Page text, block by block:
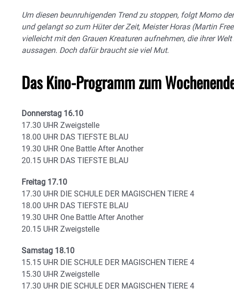
Um diesen beunruhigenden Trend zu stoppen, folgt Momo
und gelangt so zum Hüter der Zeit, Meister Horas (Martin
vielleicht mit den Grauen Kreaturen aufnehmen, die ihrer
aussagen. Doch dafür braucht sie viel Mut.
Das Kino-Programm zum
Donnerstag 16.10
17.30 UHR Zweigstelle
18.00 UHR DAS TIEFSTE BLAU
19.30 UHR One Battle After Another
20.15 UHR DAS TIEFSTE BLAU
Freitag 17.10
17.30 UHR DIE SCHULE DER MAGISCHEN TIERE 4
18.00 UHR DAS TIEFSTE BLAU
19.30 UHR One Battle After Another
20.15 UHR Zweigstelle
Samstag 18.10
15.15 UHR DIE SCHULE DER MAGISCHEN TIERE 4
15.30 UHR Zweigstelle
17.30 UHR DIE SCHULE DER MAGISCHEN TIERE 4